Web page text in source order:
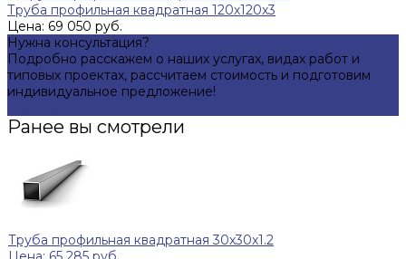
Труба профильная квадратная 120х120х3
Цена: 69 050 руб.
Нужна консультация?
Подробно расскажем о наших услугах, видах работ и
типовых проектах, рассчитаем стоимость и подготовим
индивидуальное предложение!
Ранее вы смотрели
Труба профильная квадратная 30х30х1.2